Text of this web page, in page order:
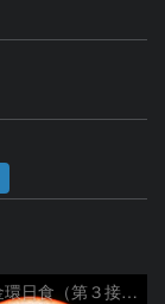
アメリカ金環日食（第３接触）